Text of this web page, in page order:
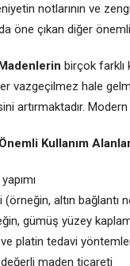
notlarının ve
öne çıkan diğer
birçok farklı
vazgeçilmez hale
artırmaktadır.
Kullanım
altın bağlantı
gümüş yüzey
ve platin tedavi
değerli maden ticareti